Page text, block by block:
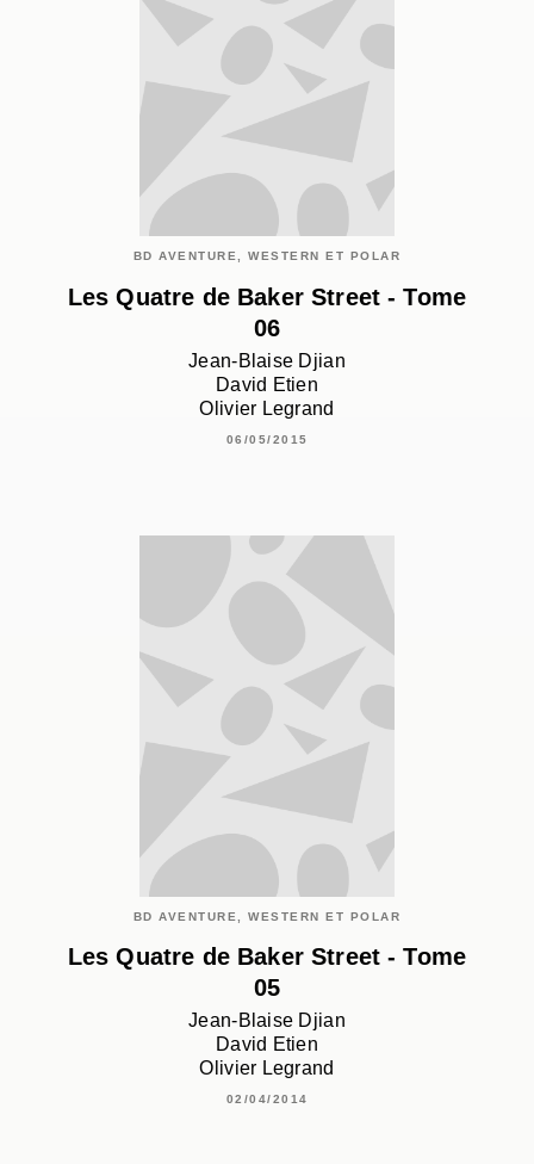
BD AVENTURE, WESTERN ET POLAR
Les Quatre de Baker Street - Tome
06
Jean-Blaise Djian
David Etien
Olivier Legrand
06/05/2015
BD AVENTURE, WESTERN ET POLAR
Les Quatre de Baker Street - Tome
05
Jean-Blaise Djian
David Etien
Olivier Legrand
02/04/2014